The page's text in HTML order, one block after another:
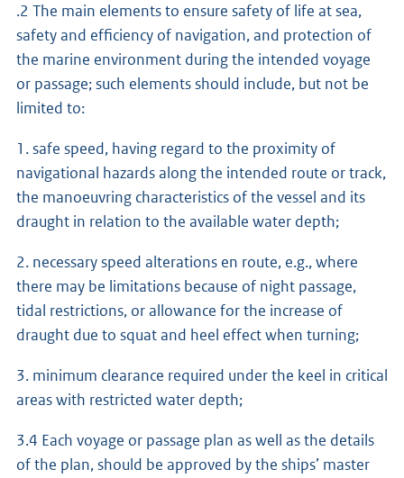
.2 The main elements to ensure safety of life at sea,
safety and efficiency of navigation, and protection of
the marine environment during the intended voyage
or passage; such elements should include, but not be
limited to:
1. safe speed, having regard to the proximity of
navigational hazards along the intended route or track,
the manoeuvring characteristics of the vessel and its
draught in relation to the available water depth;
2. necessary speed alterations en route, e.g., where
there may be limitations because of night passage,
tidal restrictions, or allowance for the increase of
draught due to squat and heel effect when turning;
3. minimum clearance required under the keel in critical
areas with restricted water depth;
3.4 Each voyage or passage plan as well as the details
of the plan, should be approved by the ships’ master